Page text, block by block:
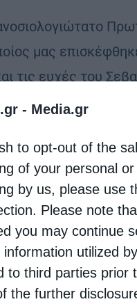
- Media.gr
to opt-out of the
of your personal
by us, please use
Please note
you may continue
information utilized
to third parties prior
the further
μας
τις ευχές του
της
για την
και τη συνεχή
τον π. Γεώργιο
καθώς και την
Πανεπιστημίου
Louis.